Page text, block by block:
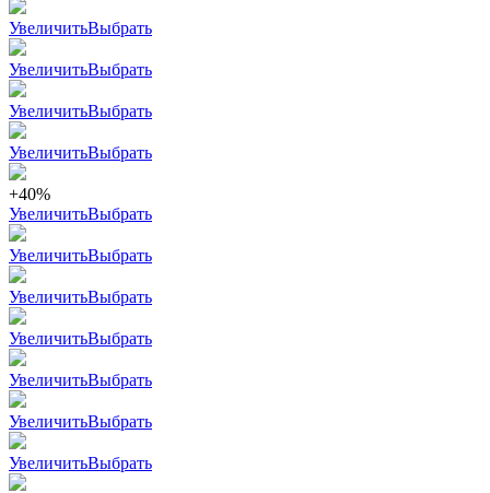
УвеличитьВыбрать
УвеличитьВыбрать
УвеличитьВыбрать
УвеличитьВыбрать
+40%
УвеличитьВыбрать
УвеличитьВыбрать
УвеличитьВыбрать
УвеличитьВыбрать
УвеличитьВыбрать
УвеличитьВыбрать
УвеличитьВыбрать